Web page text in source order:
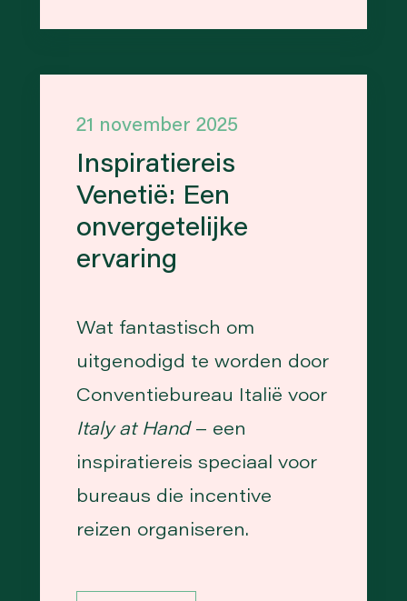
21 november 2025
Inspiratiereis
Venetië: Een
onvergetelijke
ervaring
Wat fantastisch om
uitgenodigd te worden door
Conventiebureau Italië voor
Italy at Hand– een
inspiratiereis speciaal voor
bureaus die incentive
reizen organiseren.